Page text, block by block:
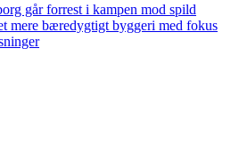
går forrest i kampen mod spild
mere bæredygtigt byggeri med fokus